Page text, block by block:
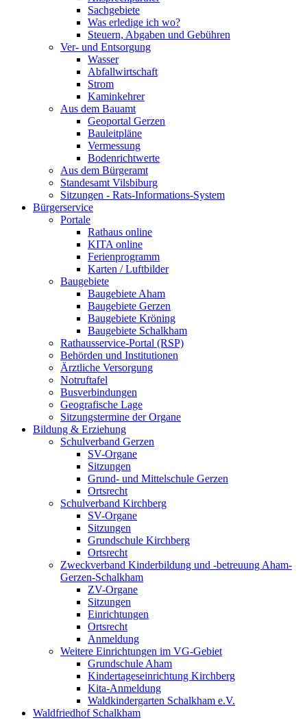
Sachgebiete
Was erledige ich wo?
Steuern, Abgaben und Gebühren
Ver- und Entsorgung
Wasser
Abfallwirtschaft
Strom
Kaminkehrer
Aus dem Bauamt
Geoportal Gerzen
Bauleitpläne
Vermessung
Bodenrichtwerte
Aus dem Bürgeramt
Standesamt Vilsbiburg
Sitzungen - Rats-Informations-System
Bürgerservice
Portale
Rathaus online
KITA online
Ferienprogramm
Karten / Luftbilder
Baugebiete
Baugebiete Aham
Baugebiete Gerzen
Baugebiete Kröning
Baugebiete Schalkham
Rathausservice-Portal (RSP)
Behörden und Institutionen
Ärztliche Versorgung
Notruftafel
Busverbindungen
Geografische Lage
Sitzungstermine der Organe
Bildung & Erziehung
Schulverband Gerzen
SV-Organe
Sitzungen
Grund- und Mittelschule Gerzen
Ortsrecht
Schulverband Kirchberg
SV-Organe
Sitzungen
Grundschule Kirchberg
Ortsrecht
Zweckverband Kinderbildung und -betreuung Aham-
Gerzen-Schalkham
ZV-Organe
Sitzungen
Einrichtungen
Ortsrecht
Anmeldung
Weitere Einrichtungen im VG-Gebiet
Grundschule Aham
Kindertageseinrichtung Kirchberg
Kita-Anmeldung
Waldkindergarten Schalkham e.V.
Waldfriedhof Schalkham